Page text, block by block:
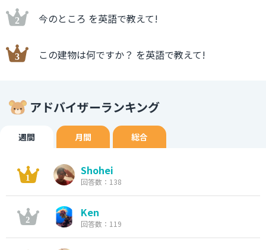
今のところ を英語で教えて!
この建物は何ですか？ を英語で教えて!
アドバイザーランキング
週間 月間 総合
Shohei
回答数：138
Ken
回答数：119